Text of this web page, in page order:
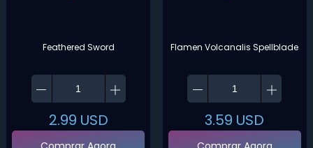
Feathered Sword
2.99 USD
Flamen Volcanalis Spellblade
3.59 USD